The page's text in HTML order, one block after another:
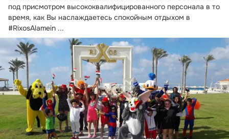
под присмотром высококвалифицированного персонала в то
время, как Вы наслаждаетесь спокойным отдыхом в
#RixosAlamein ...